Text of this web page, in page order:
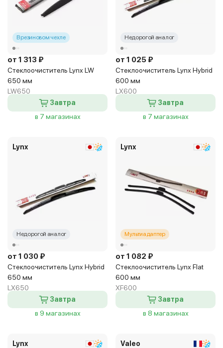
В резиновом чехле
от 1 313 ₽
Стеклоочиститель Lynx LW
650 мм
LW650
Завтра
в 7 магазинах
Недорогой аналог
от 1 025 ₽
Стеклоочиститель Lynx Hybrid
600 мм
LX600
Завтра
в 7 магазинах
Lynx
Недорогой аналог
от 1 030 ₽
Стеклоочиститель Lynx Hybrid
650 мм
LX650
Завтра
в 9 магазинах
Lynx
Мультиадаптер
от 1 082 ₽
Стеклоочиститель Lynx Flat
600 мм
XF600
Завтра
в 8 магазинах
Lynx Valeo